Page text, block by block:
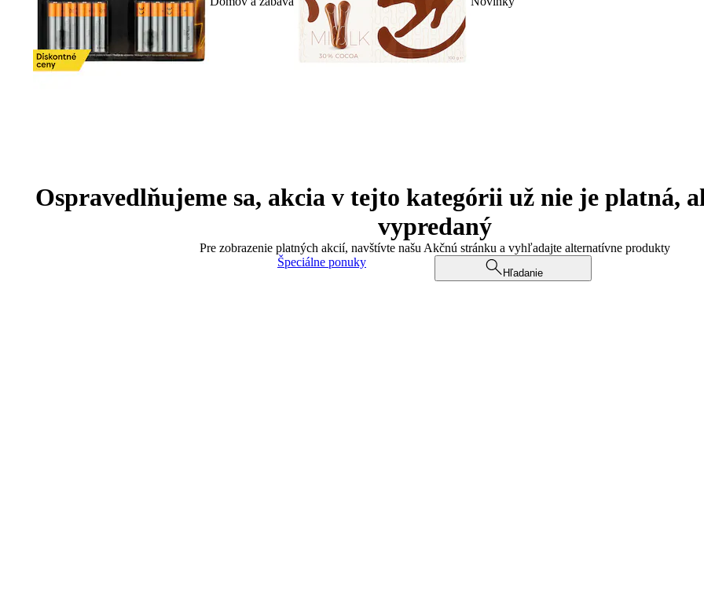
Ospravedlňujeme sa, akcia v tejto kategórii už nie je platná,
vypredaný
Pre zobrazenie platných akcií, navštívte našu Akčnú stránku a vyhľadajte alternatívne produkty
Špeciálne ponuky
Hľadanie